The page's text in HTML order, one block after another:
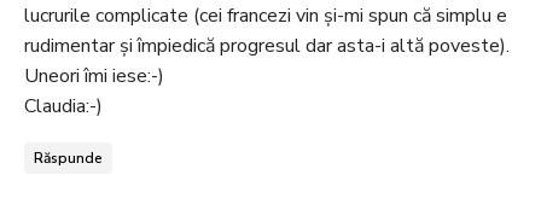
lucrurile complicate (cei francezi vin și-mi spun că simplu e
rudimentar și împiedică progresul dar asta-i altă poveste).
Uneori îmi iese:-)
Claudia:-)
Răspunde